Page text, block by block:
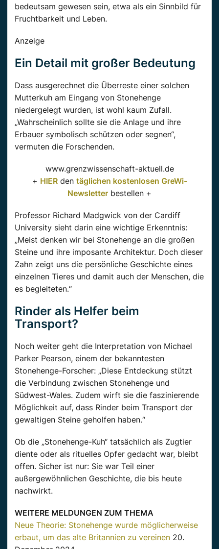
bedeutsam gewesen sein, etwa als ein Sinnbild für
Fruchtbarkeit und Leben.
Anzeige
Ein Detail mit großer Bedeutung
Dass ausgerechnet die Überreste einer solchen
Mutterkuh am Eingang von Stonehenge
niedergelegt wurden, ist wohl kaum Zufall.
„Wahrscheinlich sollte sie die Anlage und ihre
Erbauer symbolisch schützen oder segnen“,
vermuten die Forschenden.
www.grenzwissenschaft-aktuell.de
+ HIERden täglichen kostenlosen GreWi-
Newsletter bestellen +
Professor Richard Madgwick von der Cardiff
University sieht darin eine wichtige Erkenntnis:
„Meist denken wir bei Stonehenge an die großen
Steine und ihre imposante Architektur. Doch dieser
Zahn zeigt uns die persönliche Geschichte eines
einzelnen Tieres und damit auch der Menschen, die
es begleiteten.“
Rinder als Helfer beim
Transport?
Noch weiter geht die Interpretation von Michael
Parker Pearson, einem der bekanntesten
Stonehenge-Forscher: „Diese Entdeckung stützt
die Verbindung zwischen Stonehenge und
Südwest-Wales. Zudem wirft sie die faszinierende
Möglichkeit auf, dass Rinder beim Transport der
gewaltigen Steine geholfen haben.“
Ob die „Stonehenge-Kuh“ tatsächlich als Zugtier
diente oder als rituelles Opfer gedacht war, bleibt
offen. Sicher ist nur: Sie war Teil einer
außergewöhnlichen Geschichte, die bis heute
nachwirkt.
WEITERE MELDUNGEN ZUM THEMA
Neue Theorie: Stonehenge wurde möglicherweise
erbaut, um das alte Britannien zu vereinen 20.